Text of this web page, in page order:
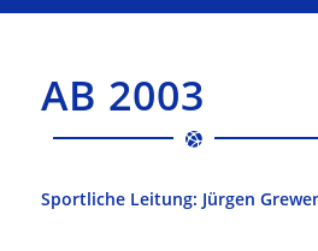
AB 2003
Sportliche Leitung: Jürgen